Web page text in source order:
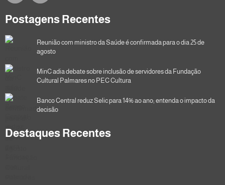
Postagens Recentes
Reunião com ministro da Saúde é confirmada para o dia 25 de
agosto
MinC adia debate sobre inclusão de servidores da Fundação
Cultural Palmares no PEC Cultura
Banco Central reduz Selic para 14% ao ano; entenda o impacto da
decisão
Destaques Recentes